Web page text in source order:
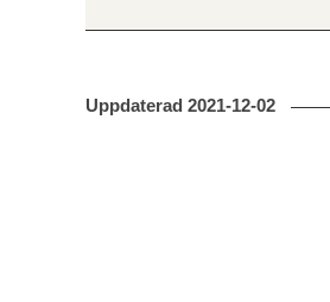
Uppdaterad 2021-12-02